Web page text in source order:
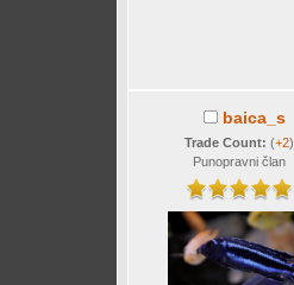
baica_s
Trade Count: (+2)
Punopravni član